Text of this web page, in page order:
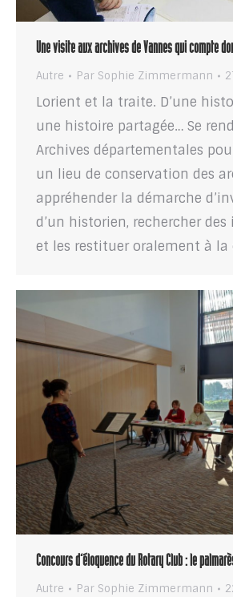
Une visite aux archives de Vannes qui compte
Autre Par Sophie Zimmermann
Lorient et la traite. D’une
une histoire partagée… Se
Archives départementales
un lieu de conservation des
appréhender la démarche
d’un historien, rechercher
et les restituer oralement à la
Concours d’éloquence du Rotary Club : le
Autre Par Sophie Zimmermann